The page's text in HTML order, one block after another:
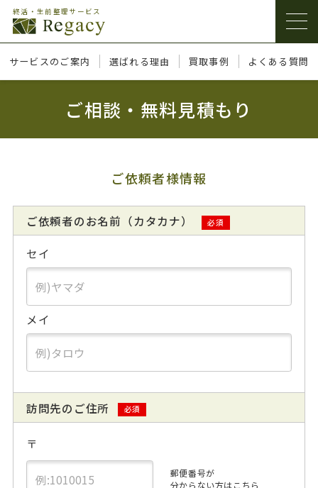
終活・生前整理サービス
サービスのご案内 選ばれる理由 買取事例 よくある質問
ご相談・無料見積もり
ご依頼者様情報
ご依頼者のお名前（カタカナ） 必須
セイ
メイ
訪問先のご住所 必須
〒
郵便番号が
分からない方はこちら